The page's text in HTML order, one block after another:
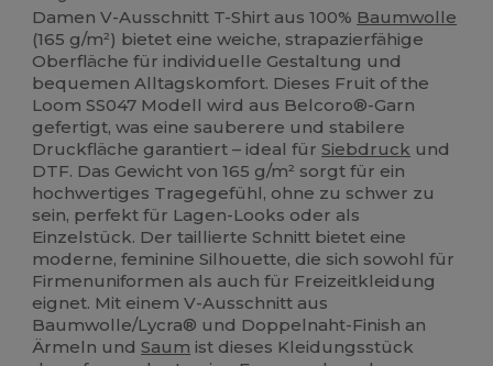
Damen V-Ausschnitt T-Shirt aus 100% Baumwolle
(165 g/m²) bietet eine weiche, strapazierfähige
Oberfläche für individuelle Gestaltung und
bequemen Alltagskomfort. Dieses Fruit of the
Loom SS047 Modell wird aus Belcoro®-Garn
gefertigt, was eine sauberere und stabilere
Druckfläche garantiert – ideal fürSiebdruck und
DTF. Das Gewicht von 165 g/m² sorgt für ein
hochwertiges Tragegefühl, ohne zu schwer zu
sein, perfekt für Lagen-Looks oder als
Einzelstück. Der taillierte Schnitt bietet eine
moderne, feminine Silhouette, die sich sowohl für
Firmenuniformen als auch für Freizeitkleidung
eignet. Mit einem V-Ausschnitt aus
Baumwolle/Lycra® und Doppelnaht-Finish an
Ärmeln undSaum ist dieses Kleidungsstück